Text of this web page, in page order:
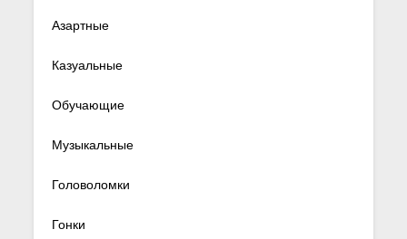
Азартные
Казуальные
Обучающие
Музыкальные
Головоломки
Гонки